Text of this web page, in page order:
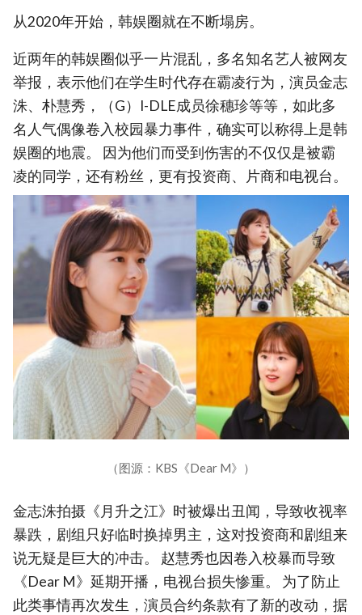
从2020年开始，韩娱圈就在不断塌房。
近两年的韩娱圈似乎一片混乱，多名知名艺人被网友
举报，表示他们在学生时代存在霸凌行为，演员金志
洙、朴慧秀，（G）I-DLE成员徐穗珍等等，如此多
名人气偶像卷入校园暴力事件，确实可以称得上是韩
娱圈的地震。 因为他们而受到伤害的不仅仅是被霸
凌的同学，还有粉丝，更有投资商、片商和电视台。
（图源：KBS《Dear M》）
金志洙拍摄《月升之江》时被爆出丑闻，导致收视率
暴跌，剧组只好临时换掉男主，这对投资商和剧组来
说无疑是巨大的冲击。 赵慧秀也因卷入校暴而导致
《Dear M》延期开播，电视台损失惨重。 为了防止
此类事情再次发生，演员合约条款有了新的改动，据